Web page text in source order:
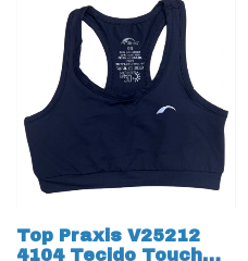
Top Praxis V25212
4104 Tecido Touch